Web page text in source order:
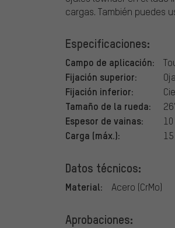
cargas. También puedes
Especificaciones:
Campo de aplicación:
Fijación superior:
Fijación inferior:
Tamaño de la rueda:
Espesor de vainas:
Carga (máx.):
Datos técnicos:
Material: Acero (CrMo)
Aprobaciones: